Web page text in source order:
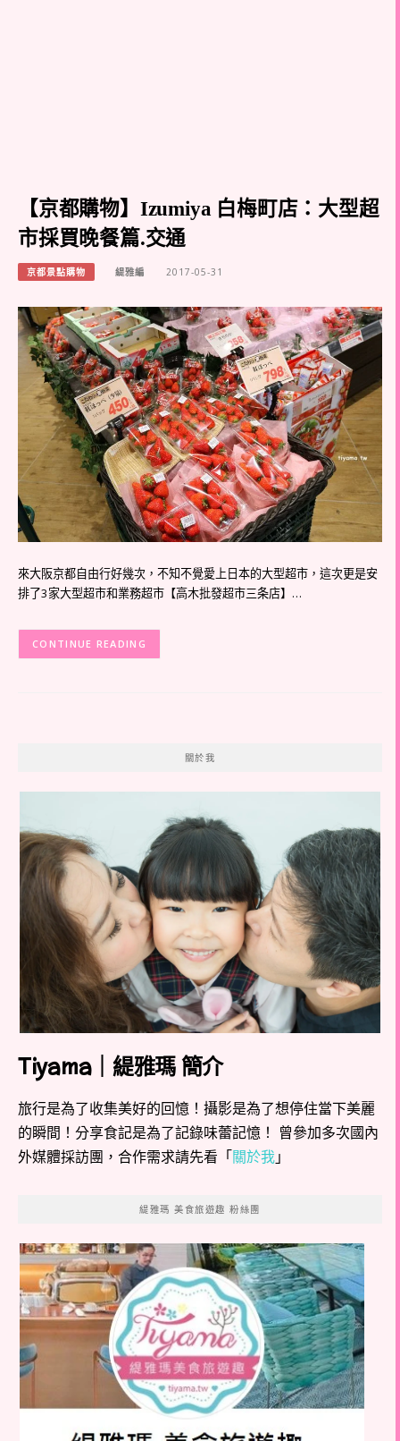
【京都購物】Izumiya 白梅町店：大型超
市採買晚餐篇.交通
京都景點購物 緹雅編 2017-05-31
來大阪京都自由行好幾次，不知不覺愛上日本的大型超市，這次更是安
排了3家大型超市和業務超市【高木批發超市三条店】…
CONTINUE READING
關於我
Tiyama｜緹雅瑪 簡介
旅行是為了收集美好的回憶！攝影是為了想停住當下美麗
的瞬間！分享食記是為了記錄味蕾記憶！ 曾參加多次國內
外媒體採訪團，合作需求請先看「關於我」
緹雅瑪 美食旅遊趣 粉絲團